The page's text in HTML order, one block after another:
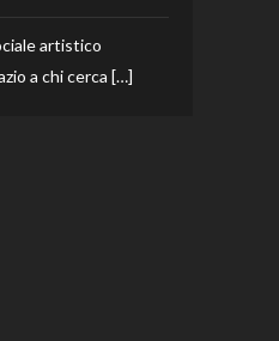
artistico
a chi cerca […]